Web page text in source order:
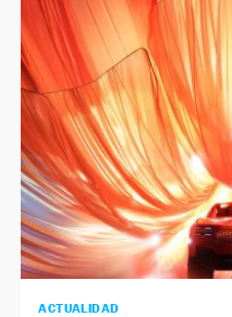
NEWSLETTER
SÍGUENOS
ACTUALIDAD